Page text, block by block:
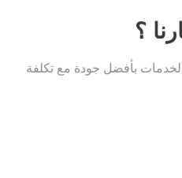
؟
بأفضل جودة مع تكلفة